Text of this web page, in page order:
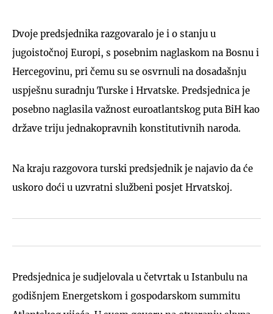
Dvoje predsjednika razgovaralo je i o stanju u
jugoistočnoj Europi, s posebnim naglaskom na Bosnu i
Hercegovinu, pri čemu su se osvrnuli na dosadašnju
uspješnu suradnju Turske i Hrvatske. Predsjednica je
posebno naglasila važnost euroatlantskog puta BiH kao
države triju jednakopravnih konstitutivnih naroda.
Na kraju razgovora turski predsjednik je najavio da će
uskoro doći u uzvratni službeni posjet Hrvatskoj.
Predsjednica je sudjelovala u četvrtak u Istanbulu na
godišnjem Energetskom i gospodarskom summitu